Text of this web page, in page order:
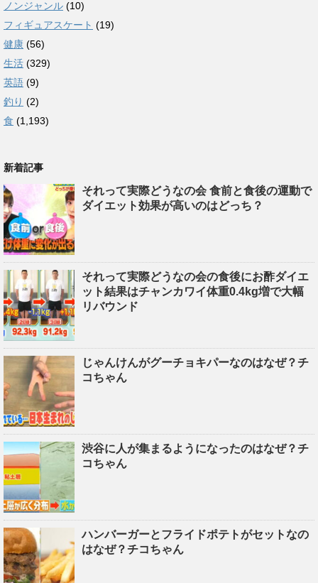
ノンジャンル (10)
フィギュアスケート (19)
健康 (56)
生活 (329)
英語 (9)
釣り (2)
食 (1,193)
新着記事
それって実際どうなの会 食前と食後の運動で
ダイエット効果が高いのはどっち？
それって実際どうなの会の食後にお酢ダイエ
ット結果はチャンカワイ体重0.4kg増で大幅
リバウンド
じゃんけんがグーチョキパーなのはなぜ？チ
コちゃん
渋谷に人が集まるようになったのはなぜ？チ
コちゃん
ハンバーガーとフライドポテトがセットなの
はなぜ？チコちゃん